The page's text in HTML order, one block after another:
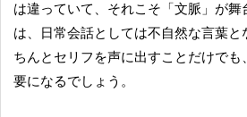
は違っていて、それこそ「文脈」が舞
は、日常会話としては不自然な言葉と
ちんとセリフを声に出すことだけで
要になるでしょう。